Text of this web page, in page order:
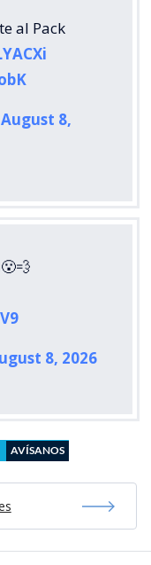
al Pack
August 8,
8, 2026
AVÍSANOS